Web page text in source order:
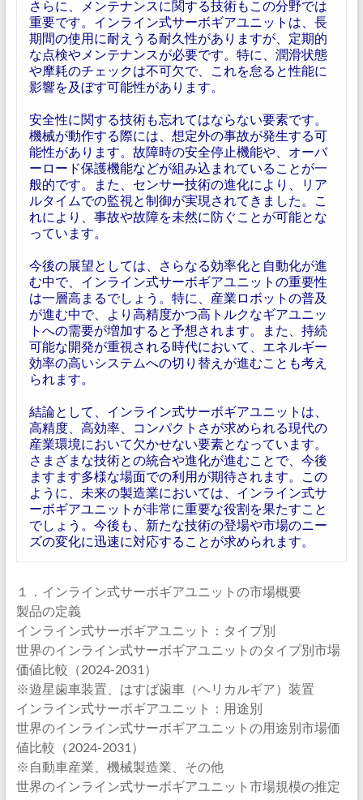
さらに、メンテナンスに関する技術もこの分野では
重要です。インライン式サーボギアユニットは、長
期間の使用に耐えうる耐久性がありますが、定期的
な点検やメンテナンスが必要です。特に、潤滑状態
や摩耗のチェックは不可欠で、これを怠ると性能に
影響を及ぼす可能性があります。
安全性に関する技術も忘れてはならない要素です。
機械が動作する際には、想定外の事故が発生する可
能性があります。故障時の安全停止機能や、オーバ
ーロード保護機能などが組み込まれていることが一
般的です。また、センサー技術の進化により、リア
ルタイムでの監視と制御が実現されてきました。こ
れにより、事故や故障を未然に防ぐことが可能とな
っています。
今後の展望としては、さらなる効率化と自動化が進
む中で、インライン式サーボギアユニットの重要性
は一層高まるでしょう。特に、産業ロボットの普及
が進む中で、より高精度かつ高トルクなギアユニッ
トへの需要が増加すると予想されます。また、持続
可能な開発が重視される時代において、エネルギー
効率の高いシステムへの切り替えが進むことも考え
られます。
結論として、インライン式サーボギアユニットは、
高精度、高効率、コンパクトさが求められる現代の
産業環境において欠かせない要素となっています。
さまざまな技術との統合や進化が進むことで、今後
ますます多様な場面での利用が期待されます。この
ように、未来の製造業においては、インライン式サ
ーボギアユニットが非常に重要な役割を果たすこと
でしょう。今後も、新たな技術の登場や市場のニー
ズの変化に迅速に対応することが求められます。
１．インライン式サーボギアユニットの市場概要
製品の定義
インライン式サーボギアユニット：タイプ別
世界のインライン式サーボギアユニットのタイプ別市場
価値比較（2024-2031）
※遊星歯車装置、はすば歯車（ヘリカルギア）装置
インライン式サーボギアユニット：用途別
世界のインライン式サーボギアユニットの用途別市場価
値比較（2024-2031）
※自動車産業、機械製造業、その他
世界のインライン式サーボギアユニット市場規模の推定